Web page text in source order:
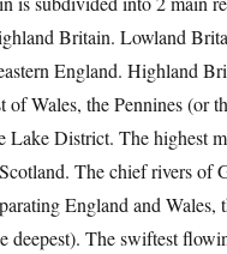
Britain. Lowland
England. Highland
of Wales, the Pennines (or
Lake District. The highest
The chief rivers of
England and Wales,
deepest). The swiftest